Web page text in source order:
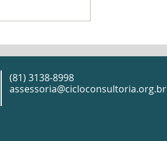
assessoria@cicloconsultoria.org.br
(81) 3138-8998